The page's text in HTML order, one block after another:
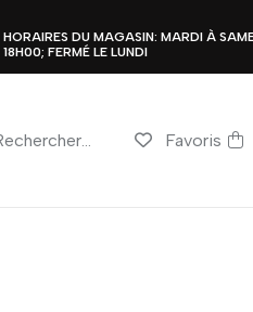
HORAIRES DU MAGASIN: MARDI À
18H00; FERMÉ LE LUNDI
Favoris